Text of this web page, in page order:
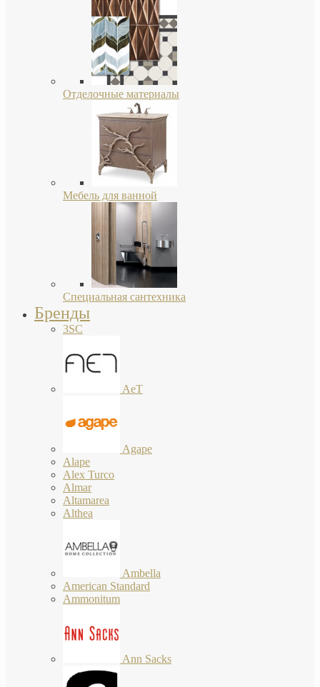
Отделочные материалы
Мебель для ванной
Специальная сантехника
Бренды
3SC
AeT
Agape
Alape
Alex Turco
Almar
Altamarea
Althea
Ambella
American Standard
Ammonitum
Ann Sacks